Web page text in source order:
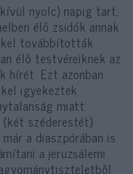
nyolc) napig tart,
élő zsidók annak
továbbították
élő testvéreiknek az
hírét. Ezt azonban
igyekeztek
miatt
széderestét)
a diaszpórában is
a jeruzsálemi